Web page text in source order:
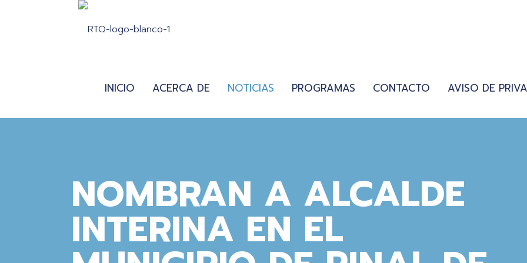
INICIO ACERCA DE NOTICIAS PROGRAMAS CONTACTO AVISO DE
NOMBRAN A ALCALDE
INTERINA EN EL